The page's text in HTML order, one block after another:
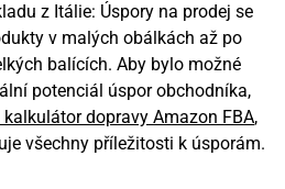
z Itálie: Úspory na prodej se
v malých obálkách až po
balících. Aby bylo možné
potenciál úspor obchodníka,
kalkulátor dopravy Amazon FBA,
všechny příležitosti k úsporám.